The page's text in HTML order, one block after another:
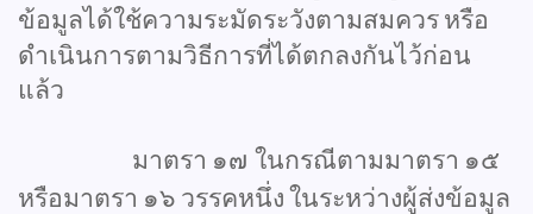
ข้อมูลได้ใช้ความระมัดระวังตามสมควร หรือ
ดำเนินการตามวิธีการที่ได้ตกลงกันไว้ก่อน
แล้ว
มาตรา ๑๗ ในกรณีตามมาตรา ๑๕
หรือมาตรา ๑๖ วรรคหนึ่ง ในระหว่างผู้ส่งข้อมูล